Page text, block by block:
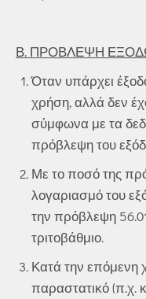
Β. ΠΡΟΒΛΕΨΗ
Όταν υπάρχει
χρήση, αλλά δεν
σύμφωνα με τα
πρόβλεψη του
Με το ποσό της
λογαριασμό του
την πρόβλεψη
τριτοβάθμιο.
Κατά την επόμενη
παραστατικό (π.χ.